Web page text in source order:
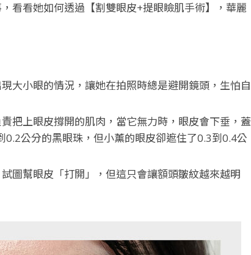
看看她如何透過【割雙眼皮+提眼瞼肌手術】，華麗
大小眼的情況，讓她在拍照時總是避開鏡頭，生怕自
把上眼皮撐開的肌肉，當它無力時，眼皮會下垂，蓋
公分的黑眼珠，但小薰的眼皮卻遮住了0.3到0.4公
圖幫眼皮「打開」，但這只會讓額頭皺紋越來越明